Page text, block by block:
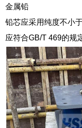
金属铅
铅芯应采用纯度不小
应符合GB/T 469的规